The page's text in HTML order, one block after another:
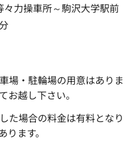
力操車所～駒沢大学駅前
場・駐輪場の用意はありま
お越し下さい。
た場合の料金は有料となり
ます。